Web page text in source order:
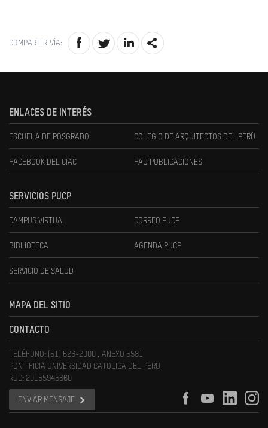
COMPARTIR VÍA:
ENLACES DE INTERÉS
ESCUELA DE POSGRADO COLEGIO DE ARQUITECTOS DEL PERÚ
FACEBOOK DEL CIAC FAU PUBLICACIONES
SERVICIOS PUCP
CAMPUS VIRTUAL CORREO PUCP
BIBLIOTECA AGENDA PUCP
SERVICIO DE SALUD
MAPA DEL SITIO
CONTACTO
TELÉFONO: (51) 626-2000 , ANEXO 5581
PONTIFICIA UNIVERSIDAD CATOLICA DEL PERU
RUC: 20155945860
ENVIAR MENSAJE